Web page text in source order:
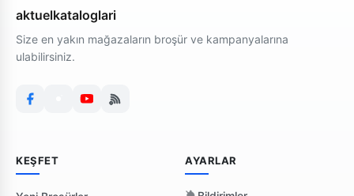
aktuelkataloglari
Size en yakın mağazaların broşür ve kampanyalarına
ulabilirsiniz.
KEŞFET AYARLAR